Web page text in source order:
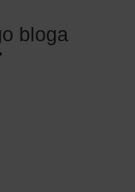
bloga